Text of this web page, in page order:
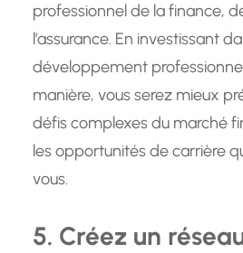
professionnel de la finance,
l’assurance. En investissant
développement
manière, vous serez mieux
défis complexes du marché
les opportunités de carrière
vous.
5. Créez un